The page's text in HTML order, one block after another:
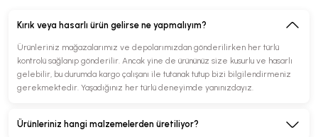
Kırık veya hasarlı ürün gelirse ne yapmalıyım?
Ürünleriniz mağazalarımız ve depolarımızdan gönderilirken her türlü
kontrolü sağlanıp gönderilir. Ancak yine de ürününüz size kusurlu ve hasarlı
gelebilir, bu durumda kargo çalışanı ile tutanak tutup bizi bilgilendirmeniz
gerekmektedir. Yaşadığınız her türlü deneyimde yanınızdayız.
Ürünleriniz hangi malzemelerden üretiliyor?